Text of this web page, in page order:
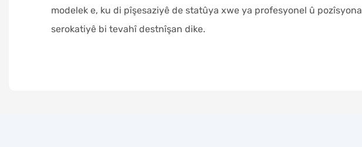
modelek e, ku di pîşesaziyê de statûya xwe ya profesyonel û pozîsyona
serokatiyê bi tevahî destnîşan dike.